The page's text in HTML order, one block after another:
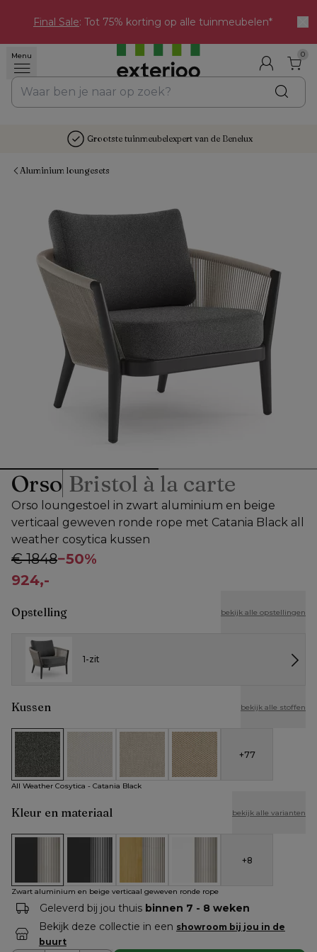
Final Sale: Tot 75% korting op alle tuinmeubelen*
Menu 0
Grootste tuinmeubelexpert van de Benelux
Aluminium loungesets
Orso Bristol à la carte
Orso loungestoel in zwart aluminium en beige
verticaal geweven ronde rope met Catania Black all
weather cosytica kussen
€ 1848−50%
924,-
Opstelling bekijk alle opstellingen
1-zit
Kussen bekijk alle stoffen
All Weather Cosytica - Catania Black
All Weather Cosytica - Althea Off White
All Weather Cosytica - Althea Chalk
All Weather Cosytica - Althea
+77
All Weather Cosytica - Catania Black
Kleur en materiaal bekijk alle varianten
Zwart aluminium en beige verticaal geweven ronde rope
Zwart aluminium en zwart verticaal geweven
Teak en beige verticaal geweven ronde
Wit aluminium en beige
+8
Zwart aluminium en beige verticaal geweven ronde rope
Geleverd bij jou thuis binnen 7 - 8 weken
Bekijk deze collectie in een showroom bij jou in de
buurt